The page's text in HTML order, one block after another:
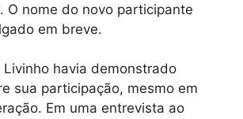
O nome do novo participante
em breve.
havia demonstrado
sua participação, mesmo em
Em uma entrevista ao